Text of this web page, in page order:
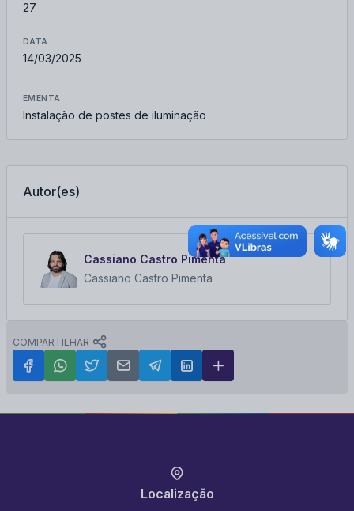
27
DATA
14/03/2025
EMENTA
Instalação de postes de iluminação
Autor(es)
Cassiano Castro Pimenta
Cassiano Castro Pimenta
COMPARTILHAR
Localização